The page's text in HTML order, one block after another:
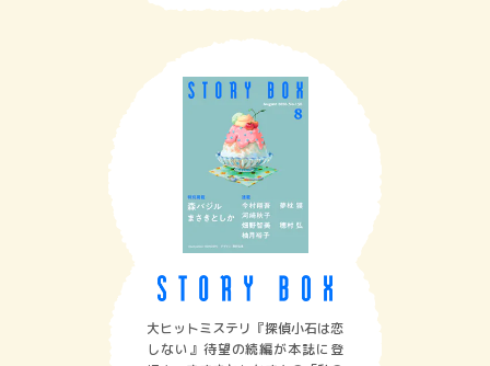
大ヒットミステリ『探偵小石は恋
しない』待望の続編が本誌に登